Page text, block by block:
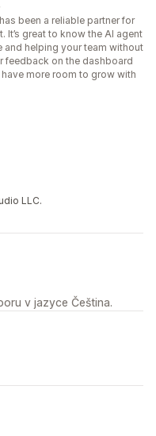
been a reliable partner for
great to know the AI agent
helping your team without
feedback on the dashboard
more room to grow with
LLC.
v jazyce Čeština.